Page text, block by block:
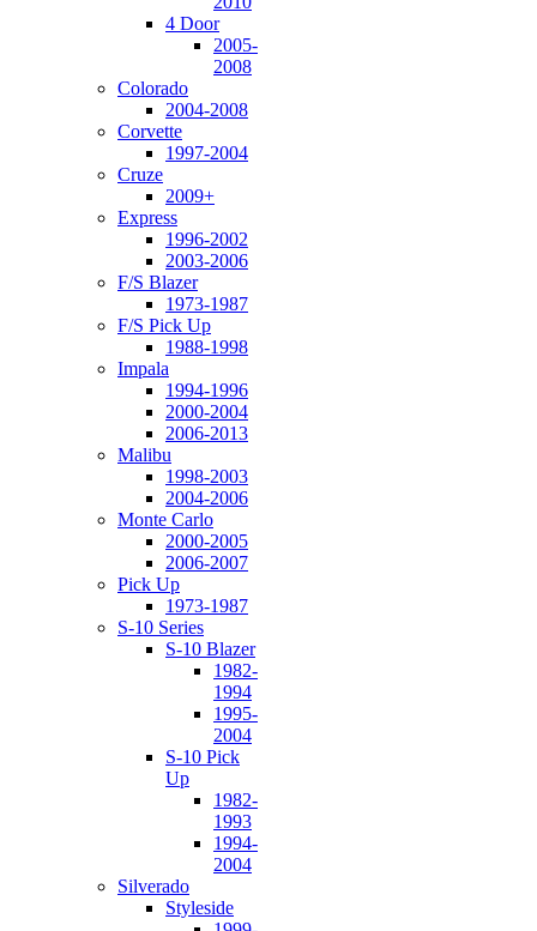
4 Door
2005-
2008
Colorado
2004-2008
Corvette
1997-2004
Cruze
2009+
Express
1996-2002
2003-2006
F/S Blazer
1973-1987
F/S Pick Up
1988-1998
Impala
1994-1996
2000-2004
2006-2013
Malibu
1998-2003
2004-2006
Monte Carlo
2000-2005
2006-2007
Pick Up
1973-1987
S-10 Series
S-10 Blazer
1982-
1994
1995-
2004
S-10 Pick
Up
1982-
1993
1994-
2004
Silverado
Styleside